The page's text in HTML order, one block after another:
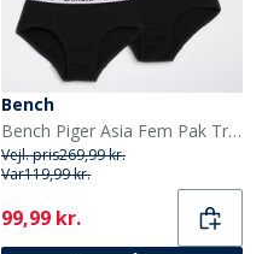
Bench
Bench Piger Asia Fem Pak Trusser Sort
Vejl. pris269,99 kr.
Var119,99 kr.
Current
99,99 kr.